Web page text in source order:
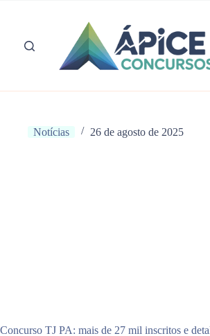
conteúdo
Notícias 26 de agosto de 2025
Concurso TJ PA: mais de 27 mil inscritos e